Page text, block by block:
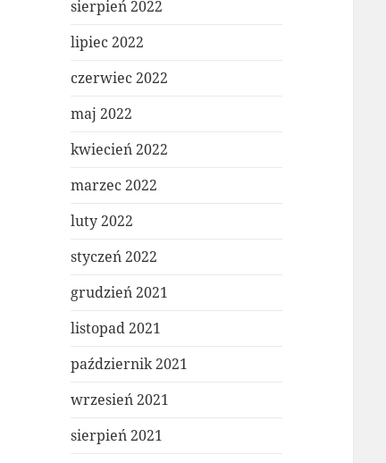
sierpień 2022
lipiec 2022
czerwiec 2022
maj 2022
kwiecień 2022
marzec 2022
luty 2022
styczeń 2022
grudzień 2021
listopad 2021
październik 2021
wrzesień 2021
sierpień 2021